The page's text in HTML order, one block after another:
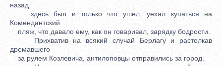
назад
здесь был и только что ушел, уехал купаться на
Комендантский
пляж, что давало ему, как он говаривал, зарядку бодрости.
Прихватив на всякий случай Берлагу и растолкав
дремавшего
за рулем Козлевича, антилоповцы отправились за город.